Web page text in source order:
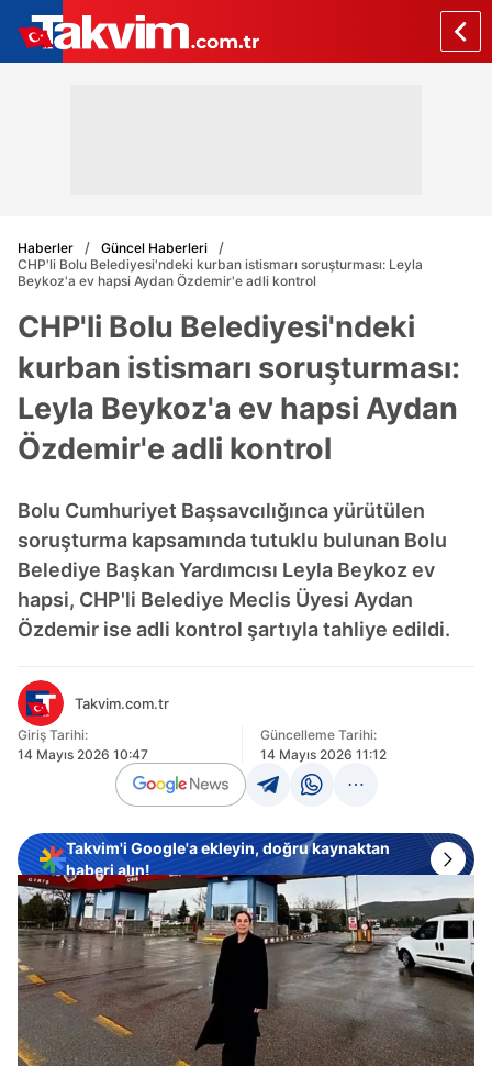
Haberler
Güncel Haberleri
CHP'li Bolu Belediyesi'ndeki kurban istismarı soruşturması: Leyla
Beykoz'a ev hapsi Aydan Özdemir'e adli kontrol
CHP'li Bolu Belediyesi'ndeki
kurban istismarı soruşturması:
Leyla Beykoz'a ev hapsi Aydan
Özdemir'e adli kontrol
Bolu Cumhuriyet Başsavcılığınca yürütülen
soruşturma kapsamında tutuklu bulunan Bolu
Belediye Başkan Yardımcısı Leyla Beykoz ev
hapsi, CHP'li Belediye Meclis Üyesi Aydan
Özdemir ise adli kontrol şartıyla tahliye edildi.
Takvim.com.tr
Giriş Tarihi:
14 Mayıs 2026 10:47
Güncelleme Tarihi:
14 Mayıs 2026 11:12
Takvim'i Google'a ekleyin, doğru kaynaktan
haberi alın!